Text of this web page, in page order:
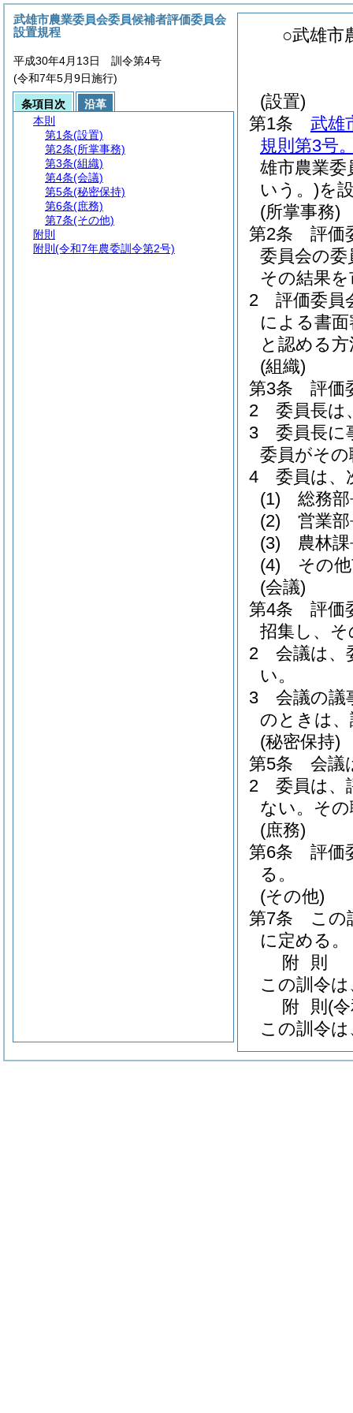
○武雄市
(設置)
第1条
武雄
規則第3号
雄市農業委
いう。)を
(所掌事務)
第2条
評価
委員会の委
その結果
2
評価委員
による書
と認める
(組織)
第3条
評価
2
委員長は
3
委員長に
委員がそ
4
委員は、
(1)
総務
(2)
営業
(3)
農林
(4)
その
(会議)
第4条
評価
招集し、
2
会議は、
い。
3
会議の議
のときは
(秘密保持)
第5条
会議
2
委員は、
ない。 そ
(庶務)
第6条
評価
る。
(その他)
第7条
この
に定める。
附 則
この訓令
附 則 (
この訓令
武雄市農業委員会委員候補者評価委員会
設置規程
平成30年4月13日 訓令第4号
(令和7年5月9日施行)
条項目次
沿革
本則
第1条(設置)
第2条(所掌事務)
第3条(組織)
第4条(会議)
第5条(秘密保持)
第6条(庶務)
第7条(その他)
附則
附則 (令和7年農委訓令第2号)